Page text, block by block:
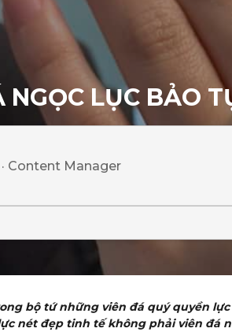
LỤC BẢO
· Content Manager
bộ tứ những viên đá quý quyền
nét đẹp tinh tế không phải viên đá